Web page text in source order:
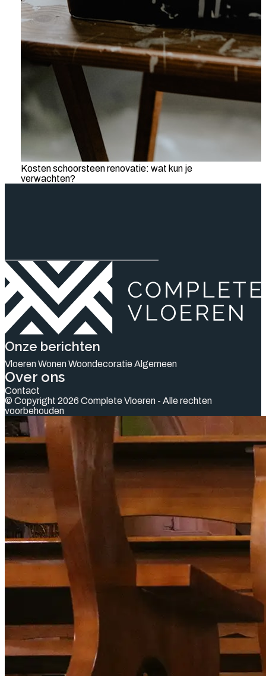
Kosten schoorsteen renovatie: wat kun je
verwachten?
Onze berichten
VloerenWonenWoondecoratieAlgemeen
Over ons
Contact
© Copyright 2026 Complete Vloeren - Alle rechten
voorbehouden